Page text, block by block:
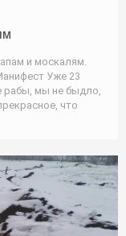
и москалям.
Уже 23
мы не быдло,
что